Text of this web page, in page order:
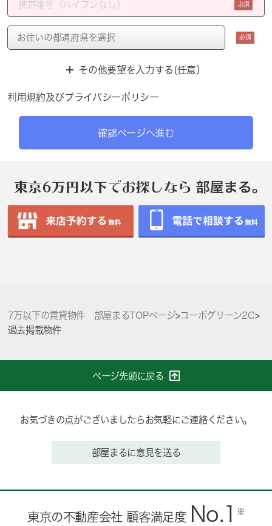
必須
必須
その他要望を入力する(任意）
利用規約及びプライバシーポリシー
確認ページへ進む
7万以下の賃貸物件 部屋まるTOPページ>コーポグリーン2C>
過去掲載物件
ページ先頭に戻る
お気づきの点がございましたらお気軽にご連絡ください。
部屋まるに意見を送る
東京の不動産会社 顧客満足度 No.1 ※